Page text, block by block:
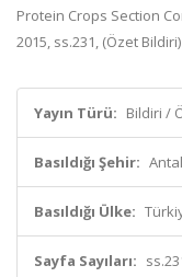
Protein Crops Section
2015, ss.231, (Özet Bildiri)
Yayın Türü: Bildiri /
Basıldığı Şehir:
Basıldığı Ülke:
Sayfa Sayıları: